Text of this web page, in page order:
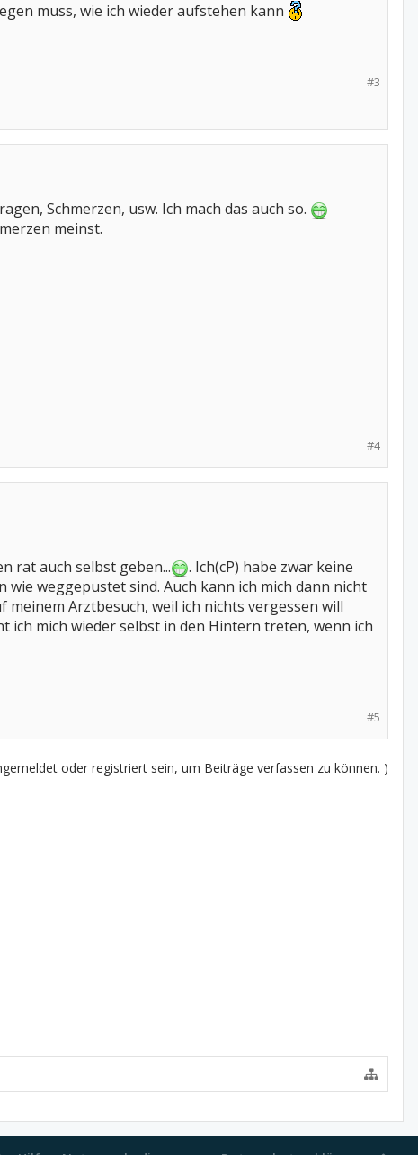
muss, wie ich wieder aufstehen kann
#3
Schmerzen, usw. Ich mach das auch so.
meinst.
#4
rat auch selbst geben...
. Ich(cP) habe zwar keine
wie weggepustet sind. Auch kann ich mich dann nicht
Arztbesuch, weil ich nichts vergessen will
ich mich wieder selbst in den Hintern treten, wenn ich
#5
oder registriert sein, um Beiträge verfassen zu können. )